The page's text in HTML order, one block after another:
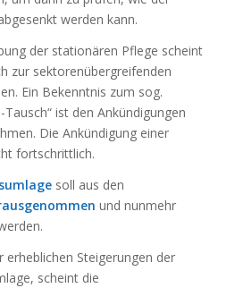
werden kann.
der stationären Pflege scheint
zur sektorenübergreifenden
Ein Bekenntnis zum sog.
Tausch“ ist den Ankündigungen
Die Ankündigung einer
fortschrittlich.
soll aus den
und nunmehr
erheblichen Steigerungen der
scheint die